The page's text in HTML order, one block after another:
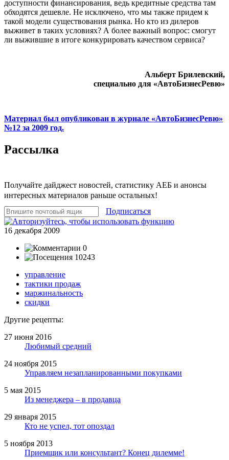
доступности финансирования, ведь кредитные средства там
обходятся дешевле. Не исключено, что мы также придем к
такой модели существования рынка. Но кто из дилеров
выживет в таких условиях? А более важный вопрос: смогут
ли выжившие в итоге конкурировать качеством сервиса?
Альберт Брилевский,
специально для «АвтоБизнесРевю»
Материал был опубликован в журнале «АвтоБизнесРевю»
№12 за 2009 год.
Рассылка
Получайте дайджест новостей, статистику АЕБ и анонсы
интересных материалов раньше остальных!
Подписаться
16 декабря 2009
0
10243
управление
тактики продаж
маржинальность
скидки
Другие рецепты:
27 июня 2016
Любимый средний
24 ноября 2015
Управляем незапланированными покупками
5 мая 2015
Из менеджера – в продавца
29 января 2015
Кто не успел, тот опоздал
5 ноября 2013
Приемщик или консультант? Конец дилемме!